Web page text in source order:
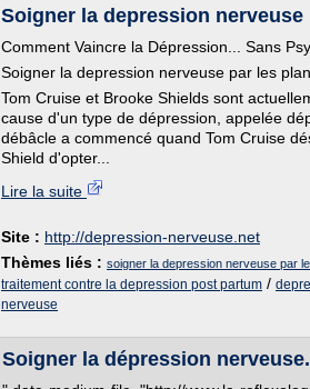
Soigner la depression nerveuse
Comment Vaincre la Dépression... Sans
Soigner la depression nerveuse par les
Tom Cruise et Brooke Shields sont
cause d'un type de dépression, appelée
débâcle a commencé quand Tom Cruise
Shield d'opter...
Lire la suite
Site : http://depression-nerveuse.net
Thèmes liés : soigner la depression nerveuse par
traitement contre la depression post partum /
nerveuse
Soigner la dépression